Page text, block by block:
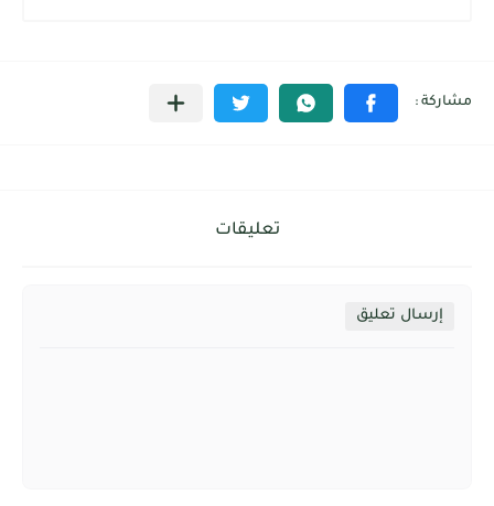
تعليقات
إرسال تعليق